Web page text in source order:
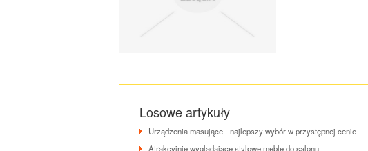
Losowe artykuły
Urządzenia masujące - najlepszy wybór w przystępnej cenie
Atrakcyjnie wyglądające stylowe meble do salonu